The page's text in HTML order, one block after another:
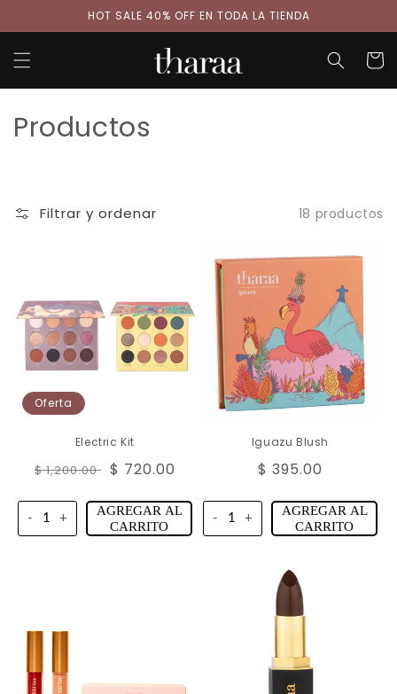
directamente
al contenido
HOT SALE 40% OFF EN TODA LA TIENDA
Carrito
C
e
c
ó
n
Productos
Filtrar y ordenar 18 productos
Oferta
Electric Kit
Precio
$ 1,200.00 Precio
oferta
$ 720.00
- +
AGREGAR AL
CARRITO
Iguazu Blush
Precio
$ 395.00
- +
AGREGAR AL
CARRITO